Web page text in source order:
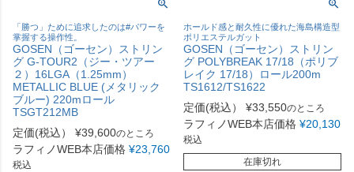
「勝つ」ために追求したのは#パワーを
掌握する操作性。
GOSEN（ゴーセン）ストリン
グ G-TOUR2（ジー・ツアー
２）16LGA（1.25mm）
METALLIC BLUE (メタリック
ブルー) 220mロール
TSGT212MB
定価(税込）
¥39,600のところ
ラフィノWEB本店価格 ¥23,760
税込
ホールド感と耐久性に優れた海島構造型
ポリエステルガット
GOSEN（ゴーセン）ストリン
グ POLYBREAK 17/18（ポリブ
レイク 17/18）ロール200m
TS1612/TS1622
定価(税込）
¥33,550のところ
ラフィノWEB本店価格 ¥20,130
税込
在庫切れ